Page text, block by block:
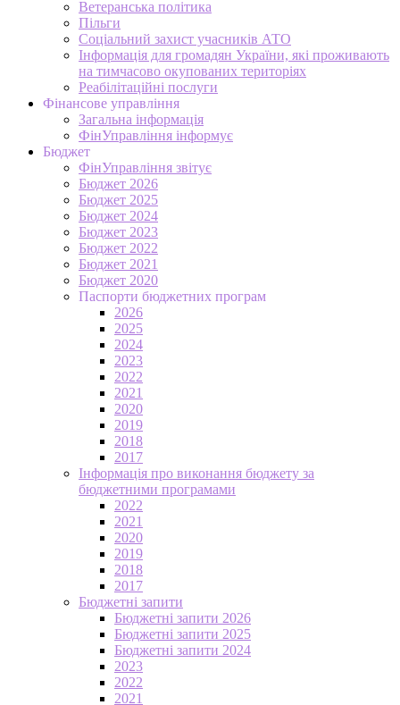
Ветеранська політика
Пільги
Соціальний захист учасників АТО
Інформація для громадян України, які проживають
на тимчасово окупованих територіях
Реабілітаційні послуги
Фінансове управління
Загальна інформація
ФінУправління інформує
Бюджет
ФінУправління звітує
Бюджет 2026
Бюджет 2025
Бюджет 2024
Бюджет 2023
Бюджет 2022
Бюджет 2021
Бюджет 2020
Паспорти бюджетних програм
2026
2025
2024
2023
2022
2021
2020
2019
2018
2017
Інформація про виконання бюджету за
бюджетними програмами
2022
2021
2020
2019
2018
2017
Бюджетні запити
Бюджетні запити 2026
Бюджетні запити 2025
Бюджетні запити 2024
2023
2022
2021